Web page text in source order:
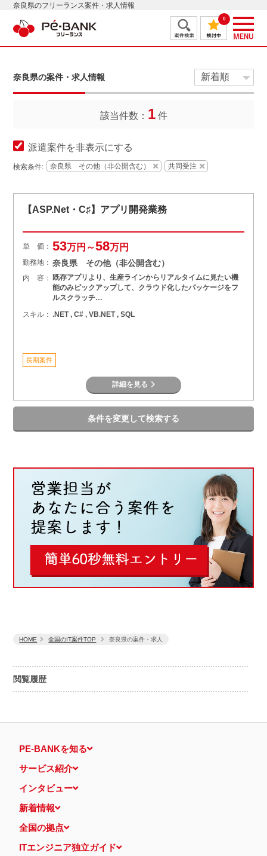
奈良県のフリーランス案件・求人情報
0
閲覧履歴
HOME 全国のIT案件TOP 奈良県の案件・求人
奈良県の案件・求人情報
該当件数： 1件
派遣案件を非表示にする
検索条件: 奈良県 その他（非公開含む） 共同受注
【ASP.Net・C♯】アプリ開発業務
単 価： 53万円～58万円
勤務地： 奈良県 その他（非公開含む）
内 容：
既存アプリより、生産ラインからリアルタイムに見たい機
能のみピックアップして、クラウド化したパッケージをフ
ルスクラッチ…
スキル： .NET , C# , VB.NET , SQL
長期案件
詳細を見る
条件を変更して検索する
PE-BANKを知る
サービス紹介
インタビュー
新着情報
全国の拠点
ITエンジニア独立ガイド